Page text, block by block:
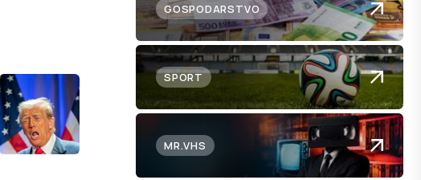
GOSPODARSTVO
SPORT
MR.VHS